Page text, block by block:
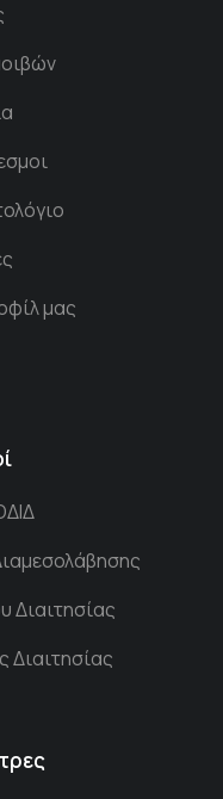
μας
Διαιτησίας
Διαιτησίας